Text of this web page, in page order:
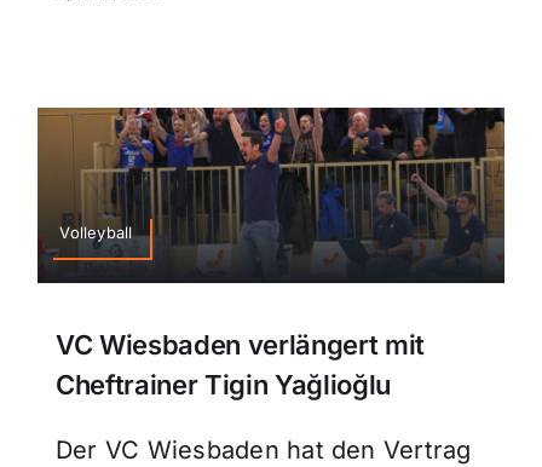
Gewinnspiele
Volleyball
VC Wiesbaden verlängert mit
Cheftrainer Tigin Yağlioğlu
Der VC Wiesbaden hat den Vertrag